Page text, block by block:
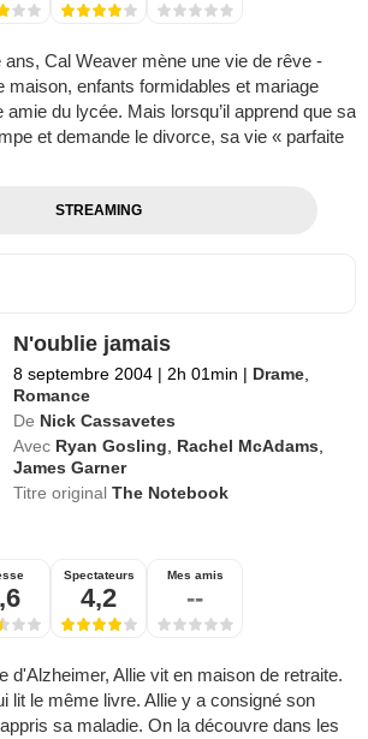
ans, Cal Weaver mène une vie de rêve -
maison, enfants formidables et mariage
amie du lycée. Mais lorsqu’il apprend que sa
et demande le divorce, sa vie « parfaite
STREAMING
N'oublie jamais
8 septembre 2004 | 2h 01min | Drame
Romance
De Nick Cassavetes
Avec Ryan Gosling Rachel McAdams
James Garner
Titre originalThe Notebook
Spectateurs
4,2
Mes amis
--
d'Alzheimer, Allie vit en maison de retraite.
lit le même livre. Allie y a consigné son
sa maladie. On la découvre dans les